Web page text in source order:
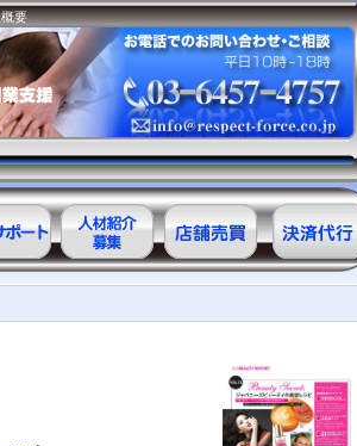
要
の広 美容業界の人 サロン売買情 決済代行
ット